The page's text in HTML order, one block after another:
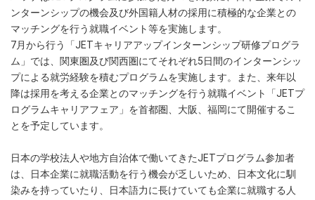
ンターンシップの機会及び外国籍人材の採用に積極的な企業との
マッチングを行う就職イベント等を実施します。
7月から行う「JETキャリアアップインターンシップ研修プログラ
ム」では、関東圏及び関西圏にてそれぞれ5日間のインターンシッ
プによる就労経験を積むプログラムを実施します。また、来年以
降は採用を考える企業とのマッチングを行う就職イベント「JETプ
ログラムキャリアフェア」を首都圏、大阪、福岡にて開催するこ
とを予定しています。
日本の学校法人や地方自治体で働いてきたJETプログラム参加者
は、日本企業に就職活動を行う機会が乏しいため、日本文化に馴
染みを持っていたり、日本語力に長けていても企業に就職する人